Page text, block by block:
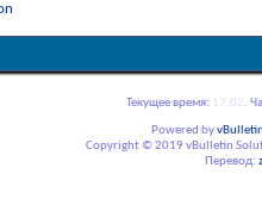
Текущее время: 17:02.
Powered by
Copyright © 2019 vBulletin
Перевод: